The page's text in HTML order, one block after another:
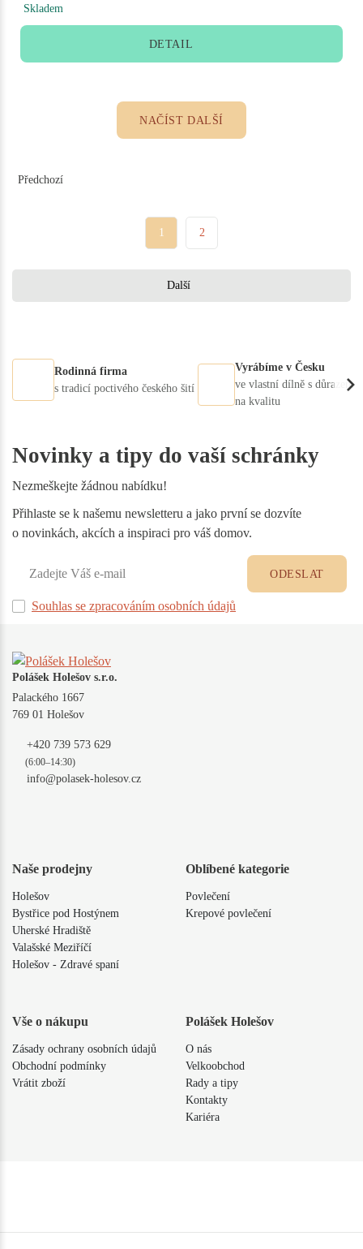
Skladem
DETAIL
NAČÍST DALŠÍ
Předchozí
1 2
Další
Rodinná firma
s tradicí poctivého českého šití
Vyrábíme v Česku
ve vlastní dílně s důrazem
na kvalitu
Novinky a tipy do vaší schránky
Nezmeškejte žádnou nabídku!
Přihlaste se k našemu newsletteru a jako první se dozvíte
o novinkách, akcích a inspiraci pro váš domov.
Souhlas se zpracováním osobních údajů
ODESLAT
Polášek Holešov s.r.o.
Palackého 1667
769 01 Holešov
+420 739 573 629
(6:00–14:30)
info@polasek-holesov.cz
Naše prodejny
Holešov
Bystřice pod Hostýnem
Uherské Hradiště
Valašské Meziříčí
Holešov - Zdravé spaní
Oblíbené kategorie
Povlečení
Krepové povlečení
Vše o nákupu
Zásady ochrany osobních údajů
Obchodní podmínky
Vrátit zboží
Polášek Holešov
O nás
Velkoobchod
Rady a tipy
Kontakty
Kariéra